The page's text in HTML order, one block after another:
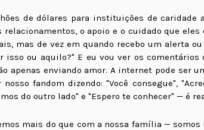
de dólares para instituições de caridade
o apoio e o cuidado que eles
mas de vez em quando recebo um alerta
isso ou aquilo?" E eu vou ver os
apenas enviando amor. A internet pode ser
fandom dizendo: "Você consegue",
do outro lado" e "Espero te conhecer" — é
mais do que com a nossa família —